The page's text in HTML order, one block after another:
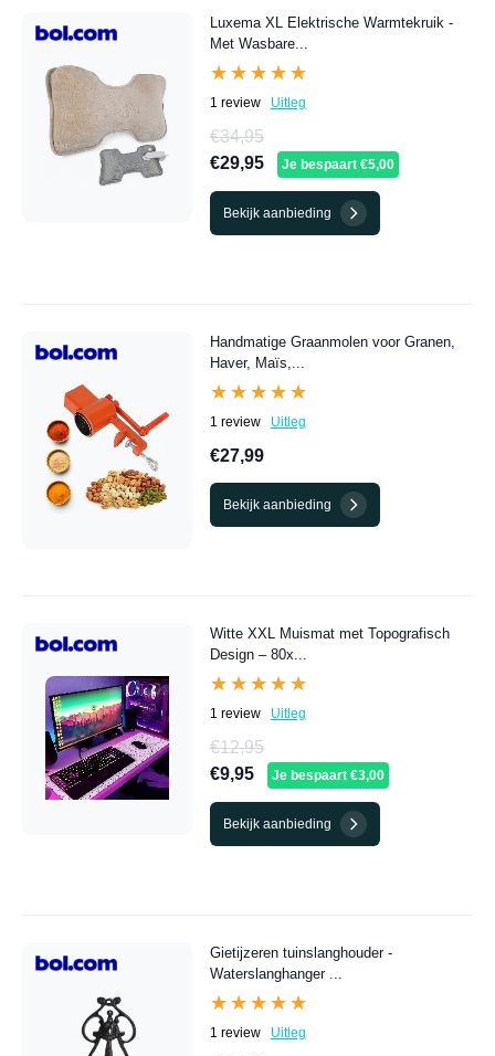
Luxema XL Elektrische Warmtekruik -
Met Wasbare...
★★★★★
★★★★★
1 review Uitleg
€34,95
€29,95
Je bespaart €5,00
Bekijk aanbieding
Handmatige Graanmolen voor Granen,
Haver, Maïs,...
★★★★★
★★★★★
1 review Uitleg
€27,99
Bekijk aanbieding
Witte XXL Muismat met Topografisch
Design – 80x...
★★★★★
★★★★★
1 review Uitleg
€12,95
€9,95
Je bespaart €3,00
Bekijk aanbieding
Gietijzeren tuinslanghouder -
Waterslanghanger ...
★★★★★
★★★★★
1 review Uitleg